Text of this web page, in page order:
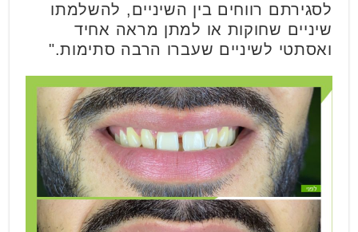
לסגירתם רווחים בין השיניים, להשלמתו
שיניים שחוקות או למתן מראה אחיד
ואסתטי לשיניים שעברו הרבה סתימות."